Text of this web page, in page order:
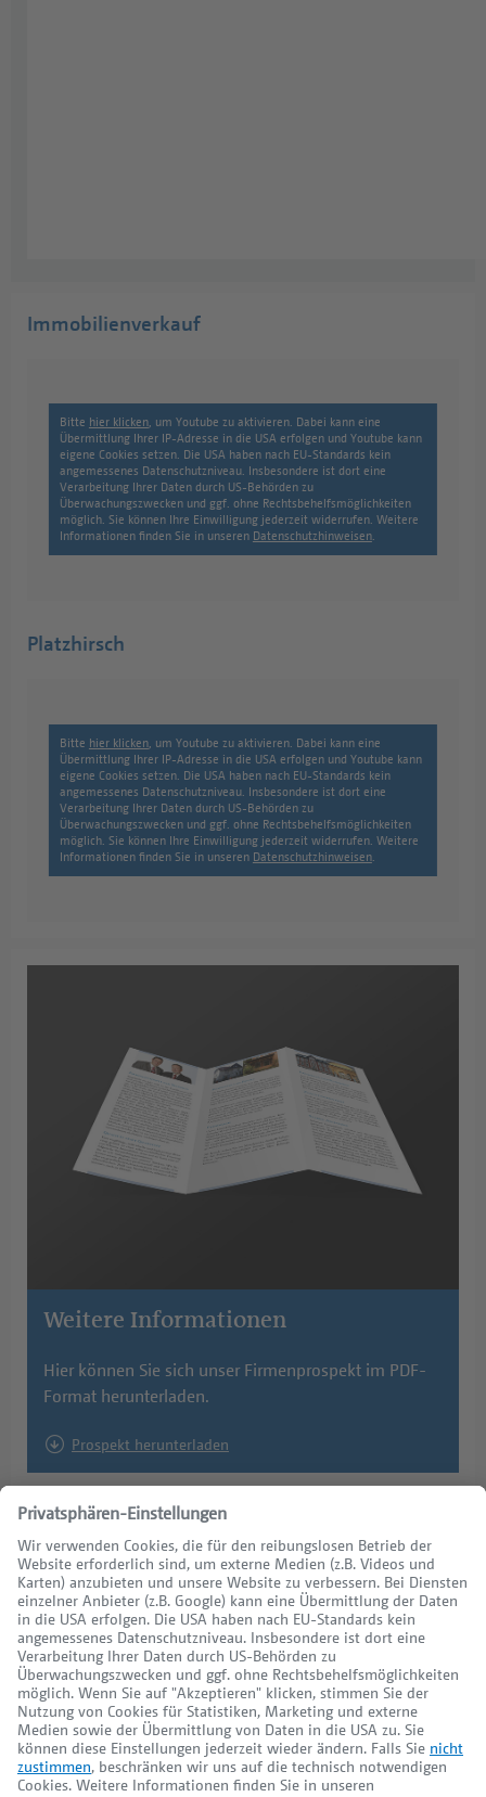
Immobilienverkauf
Bitte hier klicken, um Youtube zu aktivieren. Dabei kann eine
Übermittlung Ihrer IP-Adresse in die USA erfolgen und Youtube kann
eigene Cookies setzen. Die USA haben nach EU-Standards kein
angemessenes Datenschutzniveau. Insbesondere ist dort eine
Verarbeitung Ihrer Daten durch US-Behörden zu
Überwachungszwecken und ggf. ohne Rechtsbehelfsmöglichkeiten
möglich. Sie können Ihre Einwilligung jederzeit widerrufen. Weitere
Informationen finden Sie in unseren Datenschutzhinweisen.
Platzhirsch
Bitte hier klicken, um Youtube zu aktivieren. Dabei kann eine
Übermittlung Ihrer IP-Adresse in die USA erfolgen und Youtube kann
eigene Cookies setzen. Die USA haben nach EU-Standards kein
angemessenes Datenschutzniveau. Insbesondere ist dort eine
Verarbeitung Ihrer Daten durch US-Behörden zu
Überwachungszwecken und ggf. ohne Rechtsbehelfsmöglichkeiten
möglich. Sie können Ihre Einwilligung jederzeit widerrufen. Weitere
Informationen finden Sie in unseren Datenschutzhinweisen.
Weitere Informationen
Hier können Sie sich unser Firmenprospekt im PDF-
Format herunterladen.
Prospekt herunterladen
Kontakt
+49 (0) 30 / 84 38 95 - 0
Mo - Fr: 10:00 Uhr bis 18:00 Uhr